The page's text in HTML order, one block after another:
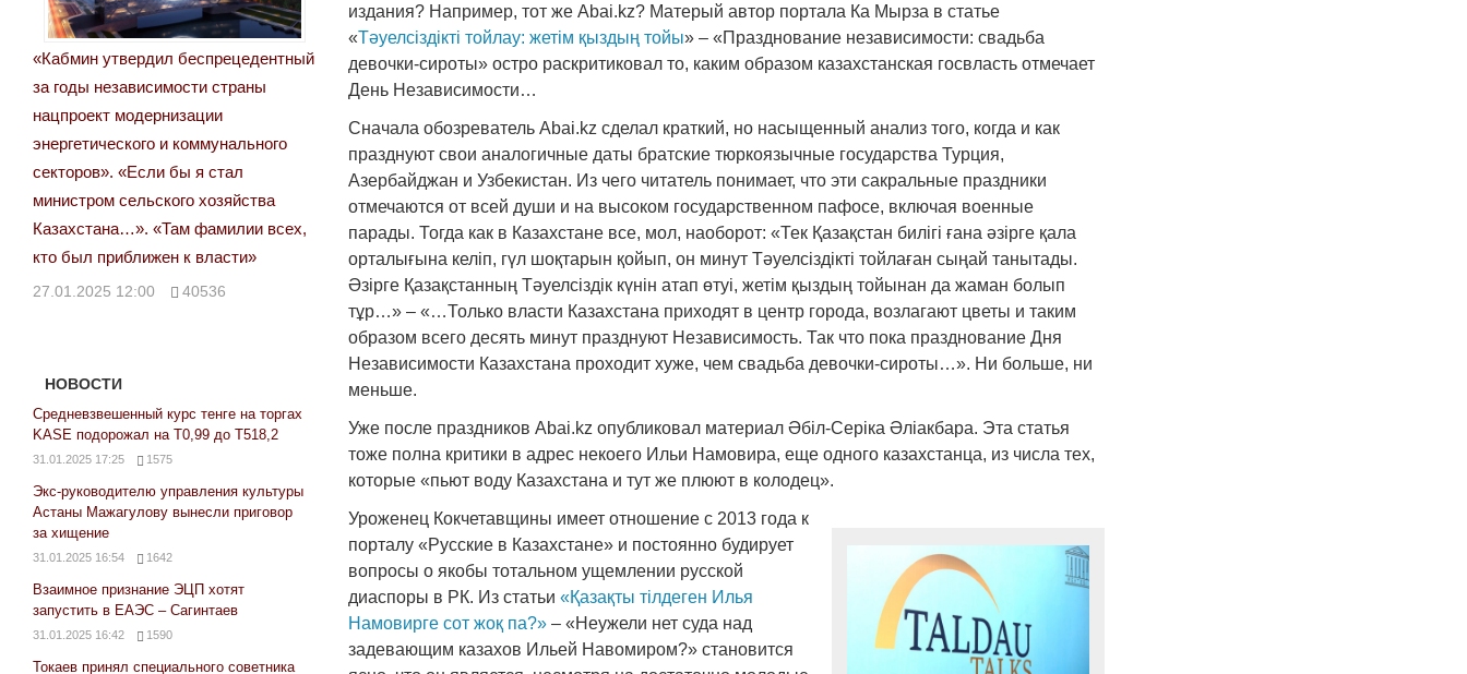
издания? Например, тот же Abai.kz? Матерый автор портала Ка Мырза в статье
«Тәуелсіздікті тойлау: жетім қыздың тойы» – «Празднование независимости: свадьба
девочки-сироты» остро раскритиковал то, каким образом казахстанская госвласть отмечает
День Независимости…
Сначала обозреватель Abai.kz сделал краткий, но насыщенный анализ того, когда и как
празднуют свои аналогичные даты братские тюркоязычные государства Турция,
Азербайджан и Узбекистан. Из чего читатель понимает, что эти сакральные праздники
отмечаются от всей души и на высоком государственном пафосе, включая военные
парады. Тогда как в Казахстане все, мол, наоборот: «Тек Қазақстан билігі ғана әзірге қала
орталығына келіп, гүл шоқтарын қойып, он минут Тәуелсіздікті тойлаған сыңай танытады.
Әзірге Қазақстанның Тәуелсіздік күнін атап өтуі, жетім қыздың тойынан да жаман болып
тұр…» – «…Только власти Казахстана приходят в центр города, возлагают цветы и таким
образом всего десять минут празднуют Независимость. Так что пока празднование Дня
Независимости Казахстана проходит хуже, чем свадьба девочки-сироты…». Ни больше, ни
меньше.
Уже после праздников Abai.kz опубликовал материал Әбіл-Серіка Әліакбара. Эта статья
тоже полна критики в адрес некоего Ильи Намовира, еще одного казахстанца, из числа тех,
которые «пьют воду Казахстана и тут же плюют в колодец».
Уроженец Кокчетавщины имеет отношение с 2013 года к
порталу «Русские в Казахстане» и постоянно будирует
вопросы о якобы тотальном ущемлении русской
диаспоры в РК. Из статьи«Қазақты тілдеген Илья
Намовирге сот жоқ па?» – «Неужели нет суда над
задевающим казахов Ильей Навомиром?» становится
«Кабмин утвердил беспрецедентный
за годы независимости страны
нацпроект модернизации
энергетического и коммунального
секторов». «Если бы я стал
министром сельского хозяйства
Казахстана…». «Там фамилии всех,
кто был приближен к власти»
27.01.2025 12:00 40536
НОВОСТИ
Средневзвешенный курс тенге на торгах
KASE подорожал на Т0,99 до Т518,2
31.01.2025 17:25 1575
Экс-руководителю управления культуры
Астаны Мажагулову вынесли приговор
за хищение
31.01.2025 16:54 1642
Взаимное признание ЭЦП хотят
запустить в ЕАЭС – Сагинтаев
31.01.2025 16:42 1590
Токаев принял специального советника